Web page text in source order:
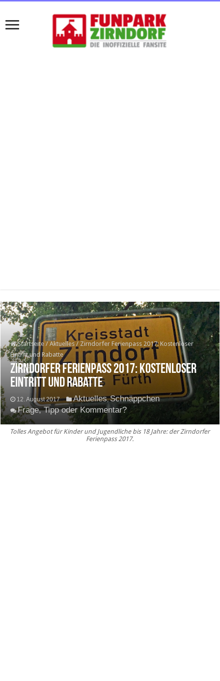
Startseite / Aktuelles / Zirndorfer Ferienpass 2017: Kostenloser
Eintritt und Rabatte
Zirndorfer Ferienpass 2017: Kostenloser
Eintritt und Rabatte
12. August 2017 Aktuelles,Schnäppchen
Frage, Tipp oder Kommentar?
Tolles Angebot für Kinder und Jugendliche bis 18 Jahre: der Zirndorfer
Ferienpass 2017.